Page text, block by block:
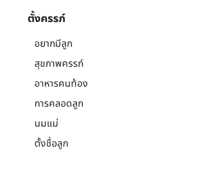
ตั้งครรภ์
อยากมีลูก
สุขภาพครรภ์
อาหารคนท้อง
การคลอดลูก
นมแม่
ตั้งชื่อลูก